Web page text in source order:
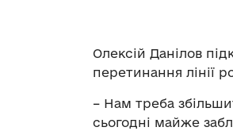
Олексій Данілов
перетинання лінії
– Нам треба
сьогодні майже